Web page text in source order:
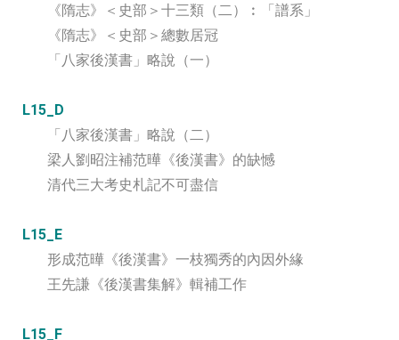
《隋志》＜史部＞十三類（二）︰「譜系」
《隋志》＜史部＞總數居冠
「八家後漢書」略說（一）
L15_D
「八家後漢書」略說（二）
梁人劉昭注補范曄《後漢書》的缺憾
清代三大考史札記不可盡信
L15_E
形成范曄《後漢書》一枝獨秀的內因外緣
王先謙《後漢書集解》輯補工作
L15_F